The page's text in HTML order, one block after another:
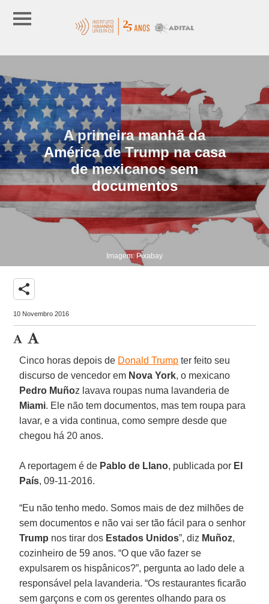
A primeira manhã da
América de Trump na casa
de mexicanos sem
documentos
Imagem: Pixabay
share
10 Novembro 2016
Cinco horas depois de Donald Trump ter feito seu
discurso de vencedor em Nova York, o mexicano
Pedro Muñoz lavava roupas numa lavanderia de
Miami. Ele não tem documentos, mas tem roupa para
lavar, e a vida continua, como sempre desde que
chegou há 20 anos.
A reportagem é de Pablo de Llano, publicada por El
País, 09-11-2016.
“Eu não tenho medo. Somos mais de dez milhões de
sem documentos e não vai ser tão fácil para o senhor
Trump nos tirar dos Estados Unidos”, diz Muñoz,
cozinheiro de 59 anos. “O que vão fazer se
expulsarem os hispânicos?”, pergunta ao lado dele a
responsável pela lavanderia. “Os restaurantes ficarão
sem garçons e com os gerentes olhando para os